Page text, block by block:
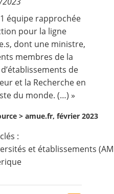
équipe rapprochée
pour la ligne
dont une ministre,
membres de la
de
et la Recherche en
du monde. (…) »
> amue.fr, février 2023
:
et établissements